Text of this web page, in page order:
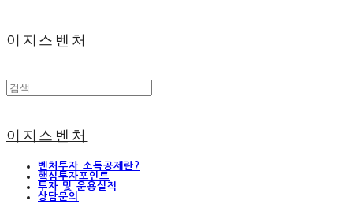
이지스벤처
이지스벤처
벤처투자 소득공제란?
핵심투자포인트
투자 및 운용실적
상담문의